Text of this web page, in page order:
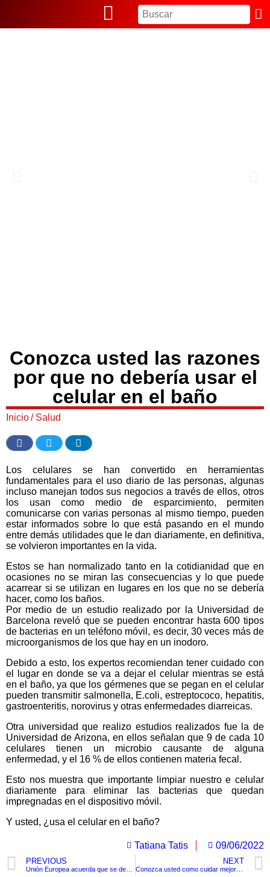
Conozca usted las razones
por que no debería usar el
celular en el baño
Inicio/ Salud
Los celulares se han convertido en herramientas
fundamentales para el uso diario de las personas, algunas
incluso manejan todos sus negocios a través de ellos, otros
los usan como medio de esparcimiento, permiten
comunicarse con varias personas al mismo tiempo, pueden
estar informados sobre lo que está pasando en el mundo
entre demás utilidades que le dan diariamente, en definitiva,
se volvieron importantes en la vida.
Estos se han normalizado tanto en la cotidianidad que en
ocasiones no se miran las consecuencias y lo que puede
acarrear si se utilizan en lugares en los que no se debería
hacer, como los baños.
Por medio de un estudio realizado por la Universidad de
Barcelona reveló que se pueden encontrar hasta 600 tipos
de bacterias en un teléfono móvil, es decir, 30 veces más de
microorganismos de los que hay en un inodoro.
Debido a esto, los expertos recomiendan tener cuidado con
el lugar en donde se va a dejar el celular mientras se está
en el baño, ya que los gérmenes que se pegan en el celular
pueden transmitir salmonella, E.coli, estreptococo, hepatitis,
gastroenteritis, norovirus y otras enfermedades diarreicas.
Otra universidad que realizo estudios realizados fue la de
Universidad de Arizona, en ellos señalan que 9 de cada 10
celulares tienen un microbio causante de alguna
enfermedad, y el 16 % de ellos contienen materia fecal.
Esto nos muestra que importante limpiar nuestro e celular
diariamente para eliminar las bacterias que quedan
impregnadas en el dispositivo móvil.
Y usted, ¿usa el celular en el baño?
Tatiana Tatis 09/06/2022
PREVIOUS NEXT
Conozca usted como cuidar mejor la vida útil de su computador